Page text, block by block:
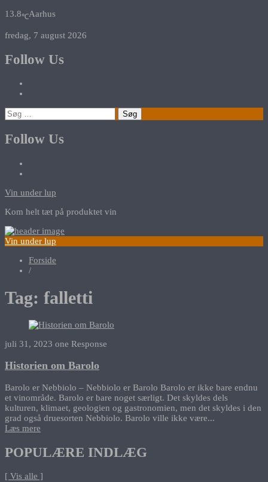
13.8℃Aarhus
fredag, 7 august 2026
Follow Us
Søg
efter:
Follow Us
Vin under lup
Kom helt tæt på produktet vin
Vin under lup
Forside
/
Tag: falletti
juli 31, 2023 one Response
Historien om Barolo
Barolo er Nebbiolo – Nebbiolo er Barolo Barolo er ikke bare endnu
et vinområde. Barolo er bare noget særligt. Det skyldes dels
kulturen, klimaet, geologien og gastronomien, men det skyldes i den
grad også druesorten Nebbiolo. Barolo ville ikke være...
Læs mere
POPULÆRE INDLÆG
[ Vis alle ]